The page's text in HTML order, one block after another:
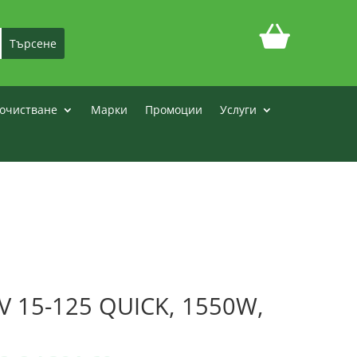
Марки Промоции
Услуги
125 QUICK, 1550W,